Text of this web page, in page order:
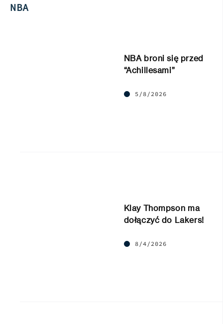
NBA
NBA broni się przed
“Achillesami”
5/8/2026
Klay Thompson ma
dołączyć do Lakers!
8/4/2026